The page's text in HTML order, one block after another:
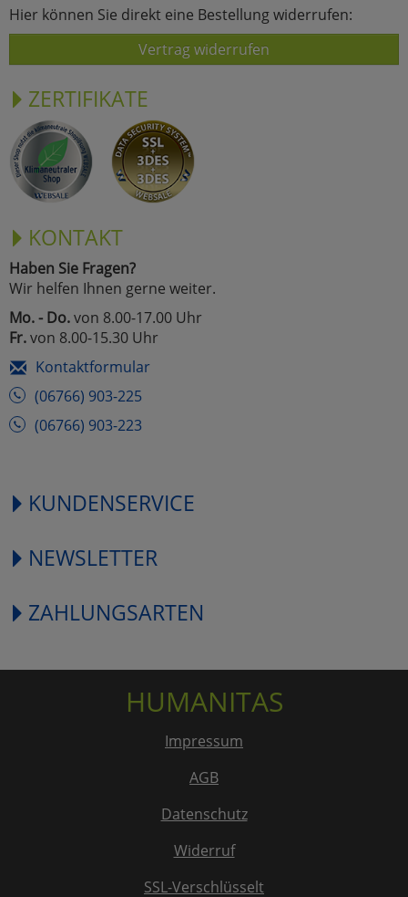
Hier können Sie direkt eine Bestellung widerrufen:
Vertrag widerrufen
ZERTIFIKATE
KONTAKT
Haben Sie Fragen?
Wir helfen Ihnen gerne weiter.
Mo. - Do.von 8.00-17.00 Uhr
Fr.von 8.00-15.30 Uhr
Kontaktformular
(06766) 903-225
(06766) 903-223
KUNDENSERVICE
NEWSLETTER
ZAHLUNGSARTEN
HUMANITAS
Impressum
AGB
Datenschutz
Widerruf
SSL-Verschlüsselt